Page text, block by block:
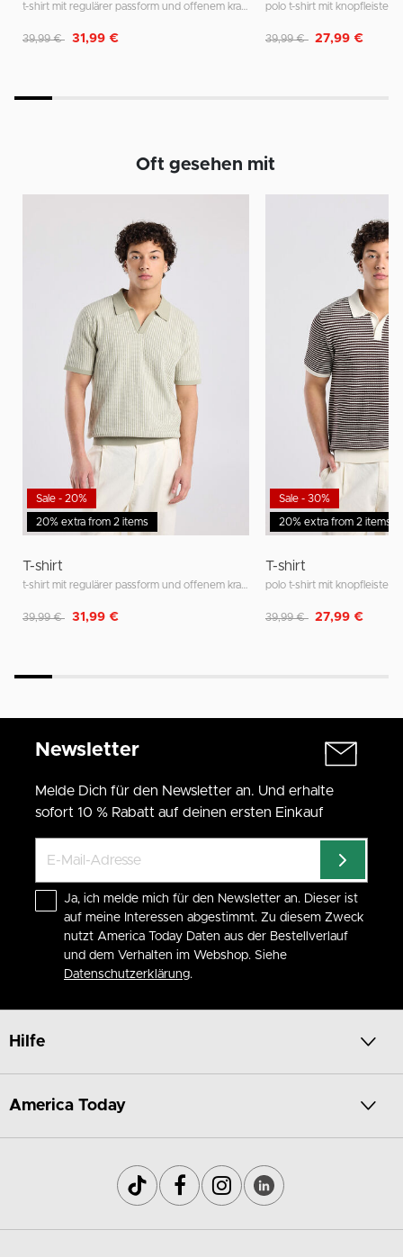
Reduziert von
39,99 € auf
31,99 €
polo t-shirt mit knopfleiste
Reduziert von
39,99 € auf
27,99 €
Oft gesehen mit
20% extra from 2 items
Sale - 20%
T-shirt
Reduziert von
39,99 € auf
31,99 €
20% extra from 2 items
Sale - 30%
T-shirt
polo t-shirt mit knopfleiste
Reduziert von
39,99 € auf
27,99 €
Newsletter
Melde Dich für den Newsletter an. Und erhalte
sofort 10 % Rabatt auf deinen ersten Einkauf
Ja, ich melde mich für den Newsletter an. Dieser ist
auf meine Interessen abgestimmt. Zu diesem Zweck
nutzt America Today Daten aus der Bestellverlauf
und dem Verhalten im Webshop. Siehe
Datenschutzerklärung.
Hilfe
America Today